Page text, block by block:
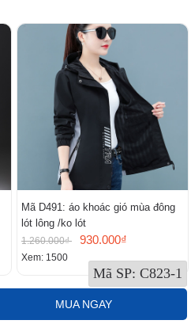
Mã SP: C823-1
Mã D491: áo khoác gió mùa đông
lót lông /ko lót
1.260.000₫ 930.000₫
Xem: 1500
MUA NGAY